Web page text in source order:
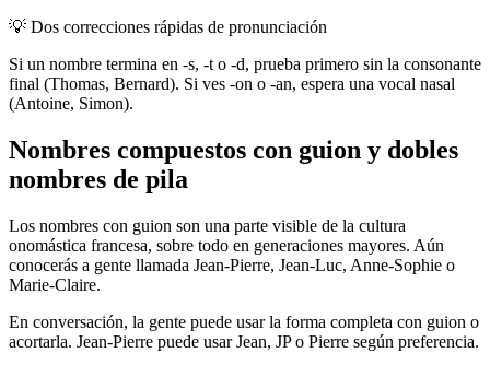
💡 Dos correcciones rápidas de pronunciación
Si un nombre termina en -s, -t o -d, prueba primero sin la consonante
final (Thomas, Bernard). Si ves -on o -an, espera una vocal nasal
(Antoine, Simon).
Nombres compuestos con guion y dobles
nombres de pila
Los nombres con guion son una parte visible de la cultura
onomástica francesa, sobre todo en generaciones mayores. Aún
conocerás a gente llamada Jean-Pierre, Jean-Luc, Anne-Sophie o
Marie-Claire.
En conversación, la gente puede usar la forma completa con guion o
acortarla. Jean-Pierre puede usar Jean, JP o Pierre según preferencia.